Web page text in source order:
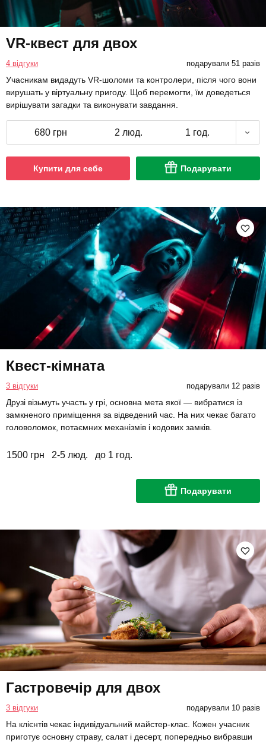
VR-квест для двох
4 відгуки подарували 51 разів
Учасникам видадуть VR-шоломи та контролери, після чого вони
вирушать у віртуальну пригоду. Щоб перемогти, їм доведеться
вирішувати загадки та виконувати завдання.
680 грн 2 люд. 1 год.
Купити для себе Подарувати
Квест-кімната
3 відгуки подарували 12 разів
Друзі візьмуть участь у грі, основна мета якої — вибратися із
замкненого приміщення за відведений час. На них чекає багато
головоломок, потаємних механізмів і кодових замків.
1500 грн 2-5 люд. до 1 год.
Подарувати
Гастровечір для двох
3 відгуки подарували 10 разів
На клієнтів чекає індивідуальний майстер-клас. Кожен учасник
приготує основну страву, салат і десерт, попередньо вибравши